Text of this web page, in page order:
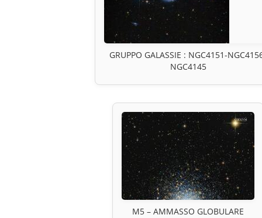
GRUPPO GALASSIE : NGC4151-
NGC4145
M5 – AMMASSO GLOBULARE